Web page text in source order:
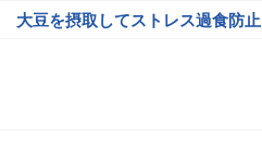
大豆を摂取してストレス過食防止